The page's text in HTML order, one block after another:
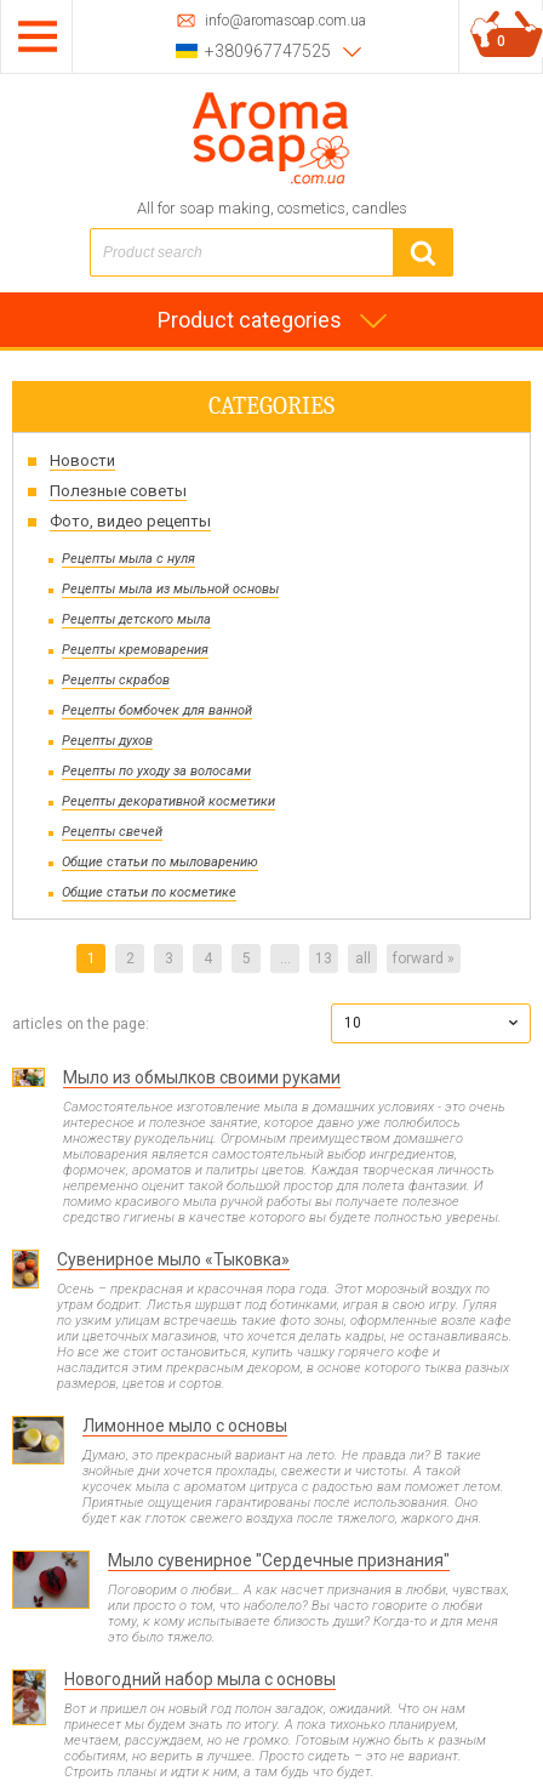
info@aromasoap.com.ua
+380967747525
All for soap making, cosmetics, candles
0
Product categories
CATEGORIES
Новости
Полезные советы
Фото, видео рецепты
Рецепты мыла с нуля
Рецепты мыла из мыльной основы
Рецепты детского мыла
Рецепты кремоварения
Рецепты скрабов
Рецепты бомбочек для ванной
Рецепты духов
Рецепты по уходу за волосами
Рецепты декоративной косметики
Рецепты свечей
Общие статьи по мыловарению
Общие статьи по косметике
1 2 3 4 5 ... 13 all forward »
articles on the page: 10
Мыло из обмылков своими руками
Самостоятельное изготовление мыла в домашних условиях - это очень
интересное и полезное занятие, которое давно уже полюбилось
множеству рукодельниц. Огромным преимуществом домашнего
мыловарения является самостоятельный выбор ингредиентов,
формочек, ароматов и палитры цветов. Каждая творческая личность
непременно оценит такой большой простор для полета фантазии. И
помимо красивого мыла ручной работы вы получаете полезное
средство гигиены в качестве которого вы будете полностью уверены.
Сувенирное мыло «Тыковка»
Осень – прекрасная и красочная пора года. Этот морозный воздух по
утрам бодрит. Листья шуршат под ботинками, играя в свою игру. Гуляя
по узким улицам встречаешь такие фото зоны, оформленные возле кафе
или цветочных магазинов, что хочется делать кадры, не останавливаясь.
Но все же стоит остановиться, купить чашку горячего кофе и
насладится этим прекрасным декором, в основе которого тыква разных
размеров, цветов и сортов.
Лимонное мыло с основы
Думаю, это прекрасный вариант на лето. Не правда ли? В такие
знойные дни хочется прохлады, свежести и чистоты. А такой
кусочек мыла с ароматом цитруса с радостью вам поможет летом.
Приятные ощущения гарантированы после использования. Оно
будет как глоток свежего воздуха после тяжелого, жаркого дня.
Мыло сувенирное "Сердечные признания"
Поговорим о любви… А как насчет признания в любви, чувствах,
или просто о том, что наболело? Вы часто говорите о любви
тому, к кому испытываете близость души? Когда-то и для меня
это было тяжело.
Новогодний набор мыла с основы
Вот и пришел он новый год полон загадок, ожиданий. Что он нам
принесет мы будем знать по итогу. А пока тихонько планируем,
мечтаем, рассуждаем, но не громко. Готовым нужно быть к разным
событиям, но верить в лучшее. Просто сидеть – это не вариант.
Строить планы и идти к ним, а там будь что будет.